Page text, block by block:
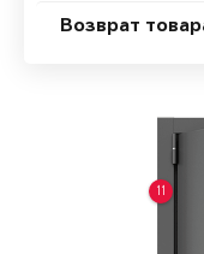
Возврат
11